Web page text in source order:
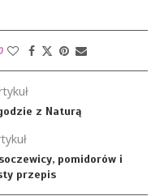
z Naturą
pomidorów i
przepis